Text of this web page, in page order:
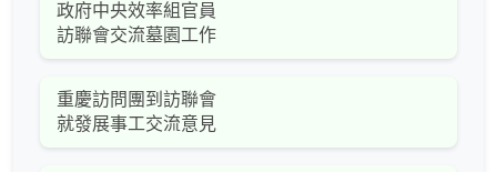
政府中央效率組官員
訪聯會交流墓園工作
重慶訪問團到訪聯會
就發展事工交流意見